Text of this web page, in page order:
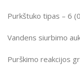
Purkštuko tipas – 6
Vandens siurbimo
Purškimo reakcijos